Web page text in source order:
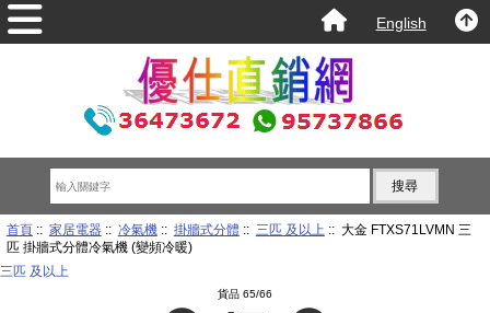
English
首頁:: 家居電器:: 冷氣機:: 掛牆式分體 :: 三匹 及以上 :: 大金 FTXS71LVMN 三
匹 掛牆式分體冷氣機 (變頻冷暖)
三匹 及以上
貨品 65/66